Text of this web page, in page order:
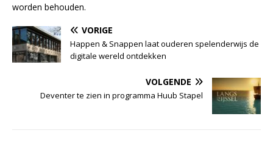
worden behouden.
VORIGE
Happen & Snappen laat ouderen spelenderwijs de
digitale wereld ontdekken
VOLGENDE
Deventer te zien in programma Huub Stapel